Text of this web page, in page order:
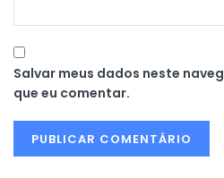
Salvar meus dados neste
que eu comentar.